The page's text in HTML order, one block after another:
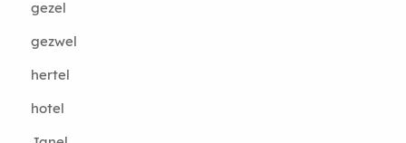
gezel
gezwel
hertel
hotel